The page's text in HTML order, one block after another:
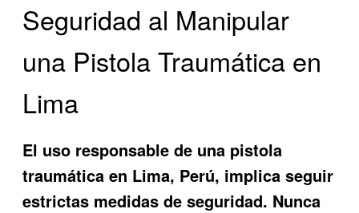
Seguridad al Manipular
una Pistola Traumática en
Lima
El uso responsable de una pistola
traumática en Lima, Perú, implica seguir
estrictas medidas de seguridad. Nunca